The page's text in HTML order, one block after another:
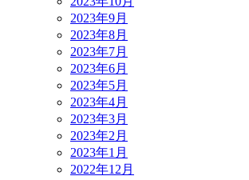
2023年9月
2023年8月
2023年7月
2023年6月
2023年5月
2023年4月
2023年3月
2023年2月
2023年1月
2022年12月